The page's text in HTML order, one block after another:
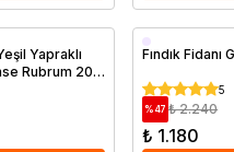
Yapraklı
Rubrum 20
Aşılı
Saksıda
Fındık Fidanı
5
%47 ₺ 2.240
₺ 1.180